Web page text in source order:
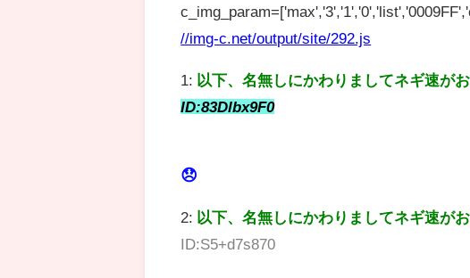
//img-c.net/output/site/292.js
1: 以下、名無しにかわりましてネギ速が
ID:83Dlbx9F0
😞
2: 以下、名無しにかわりましてネギ速が
ID:S5+d7s870